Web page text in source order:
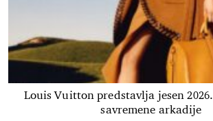
Louis Vuitton predstavlja jesen
savremene arkadije